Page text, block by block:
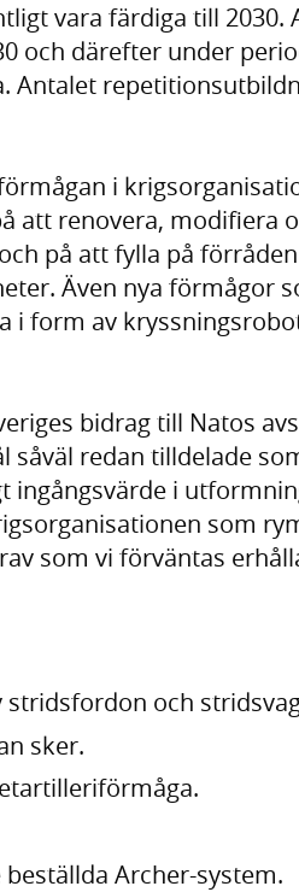
vara färdiga till 2030.
och därefter under
Antalet
i
att renovera, modifiera
på att fylla på
Även nya förmågor
i form av
bidrag till Natos
redan tilldelade
i
som
som vi förväntas
och
sker.
Archer-system.